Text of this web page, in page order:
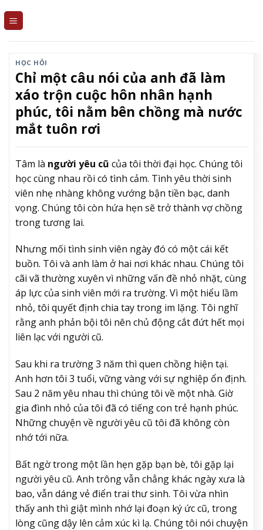
HỌC HỎI
Chỉ một câu nói của anh đã làm
xáo trộn cuộc hôn nhân hạnh
phúc, tôi nằm bên chồng mà nước
mắt tuôn rơi
Tâm là người yêu cũ của tôi thời đại học. Chúng tôi
học cùng nhau rồi có tình cảm. Tình yêu thời sinh
viên nhẹ nhàng không vướng bận tiền bạc, danh
vọng. Chúng tôi còn hứa hẹn sẽ trở thành vợ chồng
trong tương lai.
Nhưng mối tình sinh viên ngày đó có một cái kết
buồn. Tôi và anh làm ở hai nơi khác nhau. Chúng tôi
cãi vã thường xuyên vì những vấn đề nhỏ nhặt, cùng
áp lực của sinh viên mới ra trường. Vì một hiểu lầm
nhỏ, tôi quyết định chia tay trong im lặng. Tôi nghĩ
rằng anh phản bội tôi nên chủ động cắt đứt hết mọi
liên lạc với người cũ.
Sau khi ra trường 3 năm thì quen chồng hiện tại.
Anh hơn tôi 3 tuổi, vững vàng với sự nghiệp ổn định.
Sau 2 năm yêu nhau thì chúng tôi về một nhà. Giờ
gia đình nhỏ của tôi đã có tiếng con trẻ hạnh phúc.
Những chuyện về người yêu cũ tôi đã không còn
nhớ tới nữa.
Bất ngờ trong một lần hẹn gặp bạn bè, tôi gặp lại
người yêu cũ. Anh trông vẫn chẳng khác ngày xưa là
bao, vẫn dáng vẻ điển trai thư sinh. Tôi vừa nhìn
thấy anh thì giật mình nhớ lại đoạn ký ức cũ, trong
lòng cũng dậy lên cảm xúc kì lạ. Chúng tôi nói chuyện